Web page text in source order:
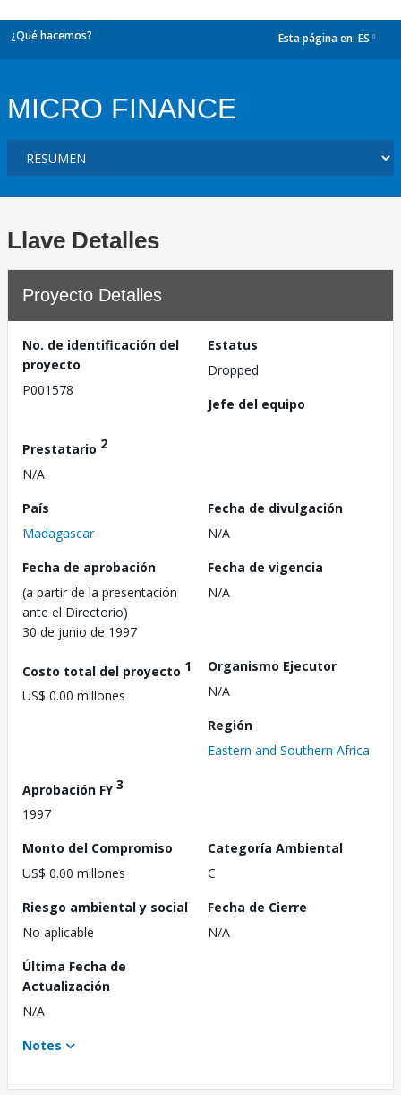
¿Qué hacemos? Esta página en: ES
MICRO FINANCE
Llave Detalles
Proyecto Detalles
No. de identificación del
proyecto
P001578
Estatus
Dropped
Jefe del equipo
Prestatario 2
N/A
País
Madagascar
Fecha de divulgación
N/A
Fecha de aprobación
(a partir de la presentación
ante el Directorio)
30 de junio de 1997
Fecha de vigencia
N/A
Costo total del proyecto 1
US$ 0.00 millones
Organismo Ejecutor
N/A
Región
Eastern and Southern Africa
Aprobación FY3
1997
Monto del Compromiso
US$ 0.00 millones
Categoría Ambiental
C
Riesgo ambiental y social
No aplicable
Fecha de Cierre
N/A
Última Fecha de
Actualización
N/A
Notes